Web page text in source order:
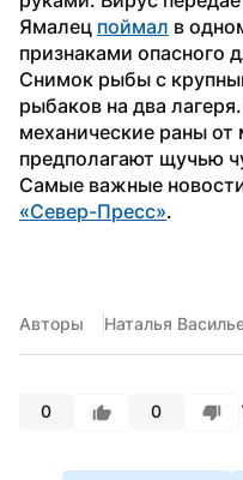
Ямалец поймал в
признаками опасного
Снимок рыбы с
рыбаков на два
механические раны от
предполагают щучью
«Север-Пресс».
Авторы Наталья
0 0